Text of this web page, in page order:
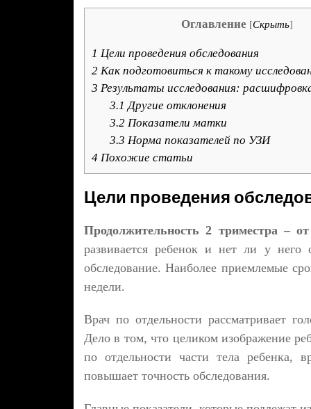
Оглавление [Скрыть]
1 Цели проведения обследования
2 Как подготовиться к такому
3 Результаты исследования:
3.1 Другие отклонения
3.2 Показатели матки
3.3 Норма показателей по УЗИ
4 Похожие статьи
Цели проведения
Продолжительность 2 триместра –
развивается ребенок и нет ли у него
обследование. Наиболее приемлемые
недели.
Врач по отдельности рассматривает
Дело в том, что целиком изображение
по отдельности части тела ребенка,
повышает точность обследования.